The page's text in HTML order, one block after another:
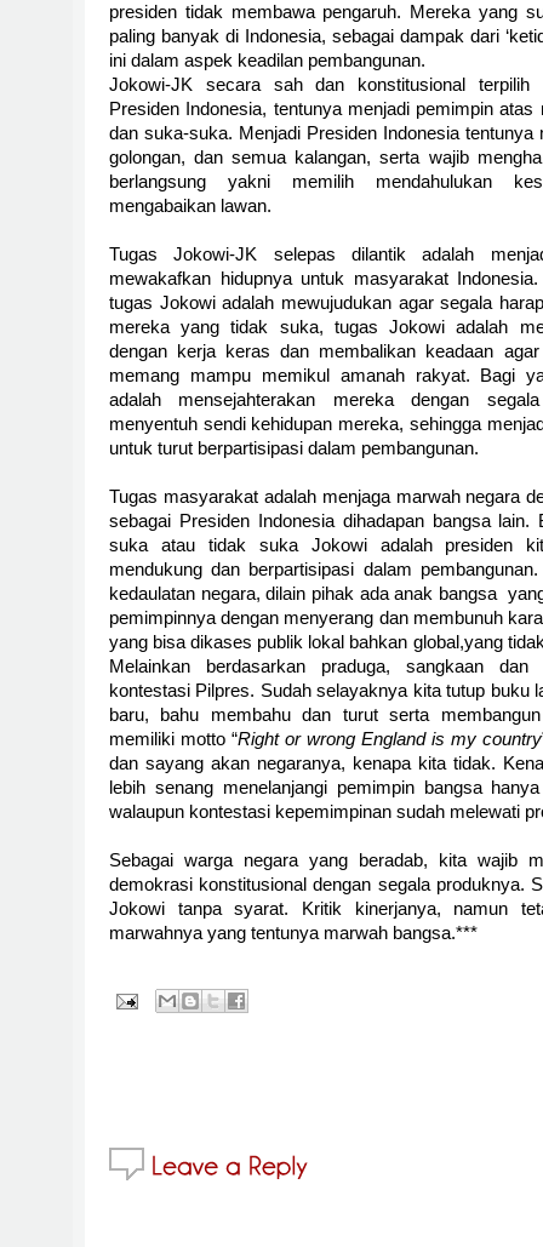
presiden tidak membawa pengaruh. Mereka yang
paling banyak di Indonesia, sebagai dampak dari
ini dalam aspek keadilan pembangunan.
Jokowi-JK secara sah dan konstitusional terpilih
Presiden Indonesia, tentunya menjadi pemimpin
dan suka-suka. Menjadi Presiden Indonesia
golongan, dan semua kalangan, serta wajib
berlangsung yakni memilih mendahulukan
mengabaikan lawan.
Tugas Jokowi-JK selepas dilantik adalah
mewakafkan hidupnya untuk masyarakat
tugas Jokowi adalah mewujudukan agar segala
mereka yang tidak suka, tugas Jokowi adalah
dengan kerja keras dan membalikan keadaan
memang mampu memikul amanah rakyat. Bagi
adalah mensejahterakan mereka dengan
menyentuh sendi kehidupan mereka, sehingga
untuk turut berpartisipasi dalam pembangunan.
Tugas masyarakat adalah menjaga marwah negara
sebagai Presiden Indonesia dihadapan bangsa
suka atau tidak suka Jokowi adalah presiden
mendukung dan berpartisipasi dalam
kedaulatan negara, dilain pihak ada anak bangsa
pemimpinnya dengan menyerang dan membunuh
yang bisa dikases publik lokal bahkan global,yang
Melainkan berdasarkan praduga, sangkaan dan
kontestasi Pilpres. Sudah selayaknya kita tutup buku
baru, bahu membahu dan turut serta
memiliki motto “Right or wrong England is my country
dan sayang akan negaranya, kenapa kita tidak.
lebih senang menelanjangi pemimpin bangsa
walaupun kontestasi kepemimpinan sudah melewati
Sebagai warga negara yang beradab, kita wajib
demokrasi konstitusional dengan segala produknya.
Jokowi tanpa syarat. Kritik kinerjanya, namun
marwahnya yang tentunya marwah bangsa.***